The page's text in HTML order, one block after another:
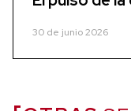
30 de junio 2026